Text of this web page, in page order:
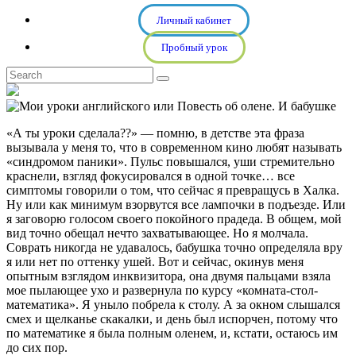
Личный кабинет
Пробный урок
«А ты уроки сделала??» — помню, в детстве эта фраза
вызывала у меня то, что в современном кино любят называть
«синдромом паники». Пульс повышался, уши стремительно
краснели, взгляд фокусировался в одной точке… все
симптомы говорили о том, что сейчас я превращусь в Халка.
Ну или как минимум взорвутся все лампочки в подъезде. Или
я заговорю голосом своего покойного прадеда. В общем, мой
вид точно обещал нечто захватывающее. Но я молчала.
Соврать никогда не удавалось, бабушка точно определяла вру
я или нет по оттенку ушей. Вот и сейчас, окинув меня
опытным взглядом инквизитора, она двумя пальцами взяла
мое пылающее ухо и развернула по курсу «комната-стол-
математика». Я уныло побрела к столу. А за окном слышался
смех и щелканье скакалки, и день был испорчен, потому что
по математике я была полным оленем, и, кстати, остаюсь им
до сих пор.